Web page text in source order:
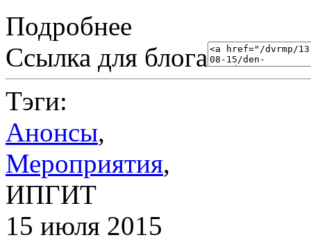
Подробнее
Ссылка для блога
Тэги:
Анонсы,
Мероприятия,
ИПГИТ
15 июля 2015